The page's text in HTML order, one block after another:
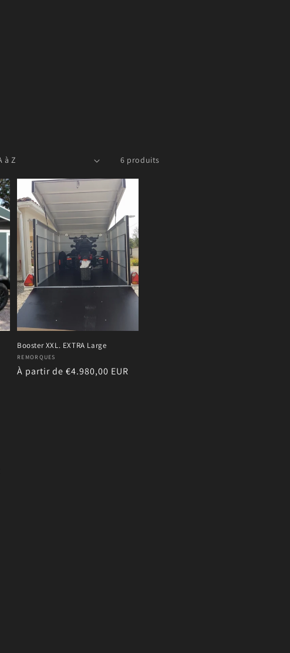
6 produits
Booster XXL. EXTRA Large
Fournisseur :
REMORQUES
Prix
À partir de €4.980,00 EUR